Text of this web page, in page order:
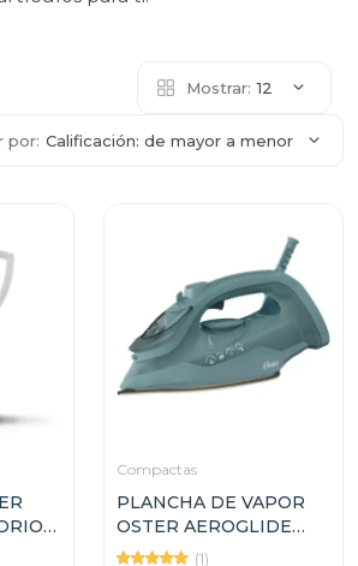
Mostrar: 12
por: Calificación: de mayor a menor
Compactas
PLANCHA DE VAPOR
OSTER AEROGLIDE
S7000 VERDE
(1)